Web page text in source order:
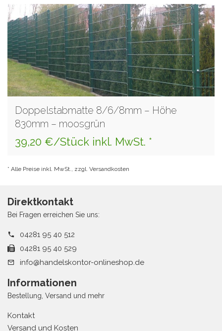
Doppelstabmatte 8/6/8mm – Höhe
830mm – moosgrün
39,20 €/Stück inkl. MwSt. *
* Alle Preise inkl. MwSt., zzgl. Versandkosten
Direktkontakt
Bei Fragen erreichen Sie uns:
04281 95 40 512
04281 95 40 529
info@handelskontor-onlineshop.de
Informationen
Bestellung, Versand und mehr
Kontakt
Versand und Kosten